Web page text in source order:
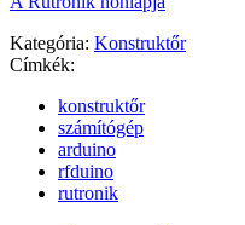
Kategória: Konstruktőr
Címkék:
konstruktőr
számítógép
arduino
rfduino
rutronik